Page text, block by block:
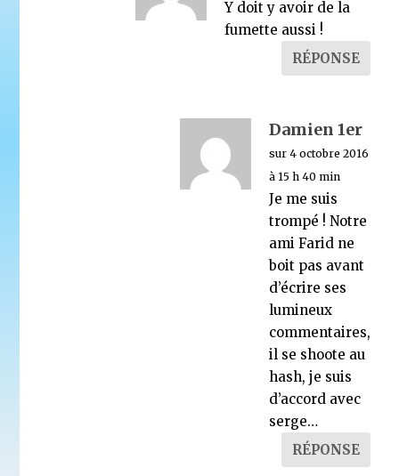
Y doit y avoir de la
fumette aussi !
RÉPONSE
Damien 1er
sur 4 octobre 2016
à 15 h 40 min
Je me suis
trompé ! Notre
ami Farid ne
boit pas avant
d’écrire ses
lumineux
commentaires,
il se shoote au
hash, je suis
d’accord avec
serge…
RÉPONSE